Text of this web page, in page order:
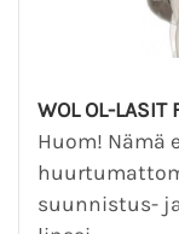
WOL OL-LASIT
Huom! Nämä
suunnistus-